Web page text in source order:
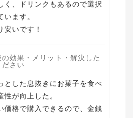
く、ドリンクもあるので選択
ます。
安いです！
効果・メリット・解決した
さい
とした息抜きにお菓子を食べ
が向上した。
価格で購入できるので、金銭